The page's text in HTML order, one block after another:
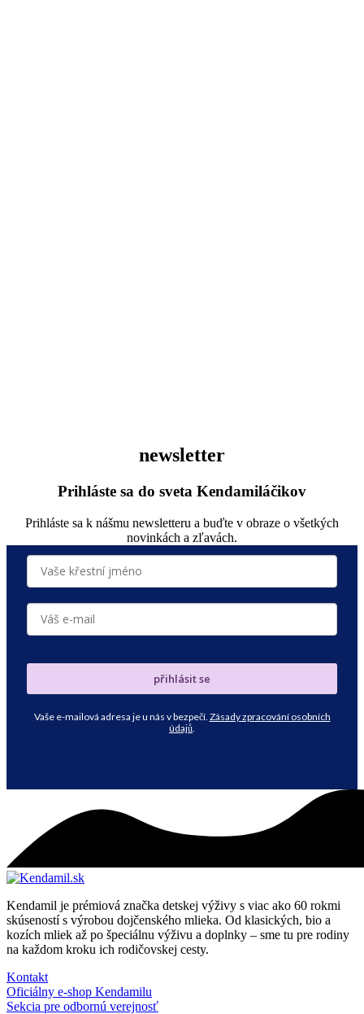
newsletter
Prihláste sa do sveta Kendamiláčikov
Prihláste sa k nášmu newsletteru a buďte v obraze o všetkých
novinkách a zľavách.
přihlásit se
Vaše e-mailová adresa je u nás v bezpečí. Zásady zpracování osobních
údajů.
Kendamil je prémiová značka detskej výživy s viac ako 60 rokmi
skúseností s výrobou dojčenského mlieka. Od klasických, bio a
kozích mliek až po špeciálnu výživu a doplnky – sme tu pre rodiny
na každom kroku ich rodičovskej cesty.
Kontakt
Oficiálny e-shop Kendamilu
Sekcia pre odbornú verejnosť